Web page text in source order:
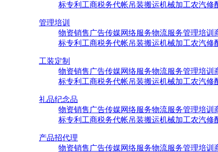
标专利 工商税务代帐吊装搬运机械加工农汽修
管理培训
物资销售 广告传媒网络服务物流服务管理培训
标专利 工商税务代帐吊装搬运机械加工农汽修
工装定制
物资销售 广告传媒网络服务物流服务管理培训
标专利 工商税务代帐吊装搬运机械加工农汽修
礼品纪念品
物资销售 广告传媒网络服务物流服务管理培训
标专利 工商税务代帐吊装搬运机械加工农汽修
产品招代理
物资销售 广告传媒网络服务物流服务管理培训